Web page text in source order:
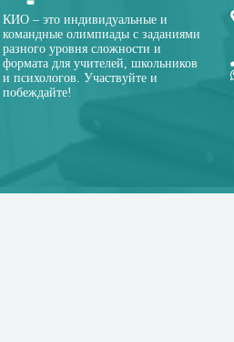
КИО – это индивидуальные и
командные олимпиады с заданиями
разного уровня сложности и
формата для учителей, школьников
и психологов. Участвуйте и
побеждайте!